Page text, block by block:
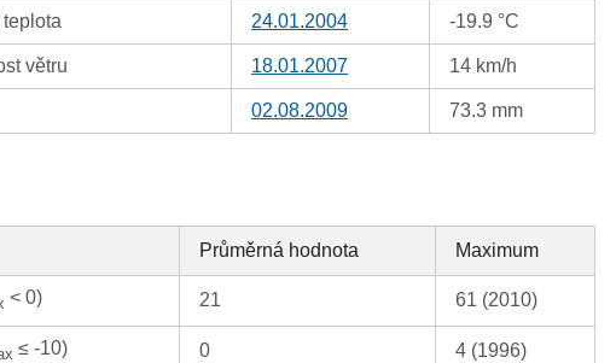
24.01.2004 -19.9 °C
větru 18.01.2007 14 km/h
02.08.2009 73.3 mm
Průměrná hodnota Maximum
< 0) 21 61 (2010)
≤ -10) 0 4 (1996)